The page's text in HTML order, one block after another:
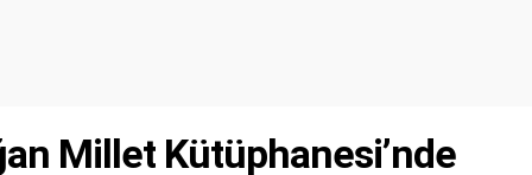
Millet Kütüphanesi’nde